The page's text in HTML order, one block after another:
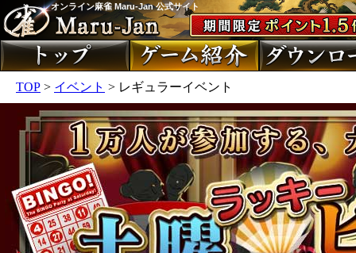
オンライン麻雀 Maru-Jan 公式サイト
TOP > イベント > レギュラーイベント